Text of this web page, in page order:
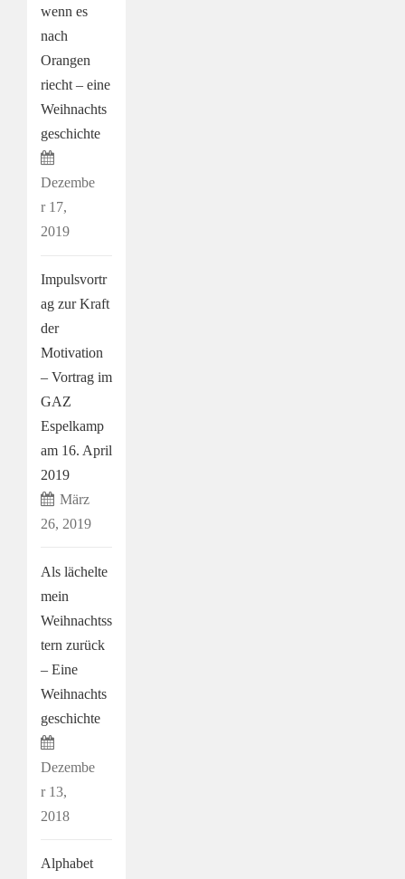
wenn es
nach
Orangen
riecht – eine
Weihnachts
geschichte
Dezembe
r 17,
2019
Impulsvortr
ag zur Kraft
der
Motivation
– Vortrag im
GAZ
Espelkamp
am 16. April
2019
März
26, 2019
Als lächelte
mein
Weihnachtss
tern zurück
– Eine
Weihnachts
geschichte
Dezembe
r 13,
2018
Alphabet